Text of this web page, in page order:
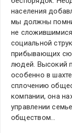
населения
мы должны
не
социальной
прибывающих
людей. Высокий
особенно в
сплочению
компании, она
управлении
обществом…